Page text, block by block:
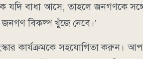
যদি বাধা আসে, তাহলে জনগণকে
বিকল্প খুঁজে নেবে।’
কার্যক্রমকে সহযোগিতা করুন।